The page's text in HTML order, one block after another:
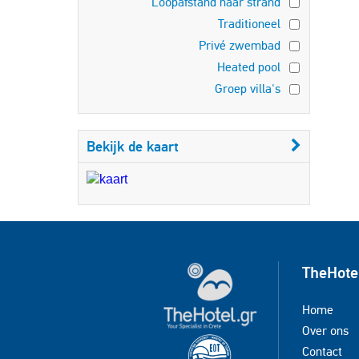
Traditioneel
Privé zwembad
Heated pool
Groep villa's
Bekijk de kaart
Home
Over ons
Contact